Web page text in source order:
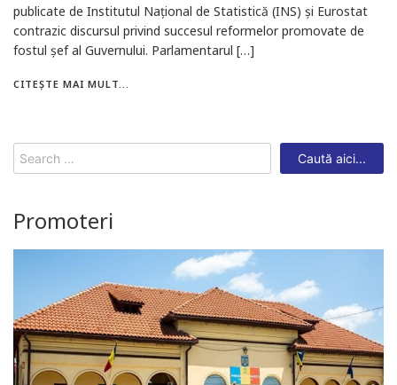
publicate de Institutul Național de Statistică (INS) și Eurostat
contrazic discursul privind succesul reformelor promovate de
fostul șef al Guvernului. Parlamentarul […]
CITEȘTE MAI MULT...
Search
for:
Promoteri